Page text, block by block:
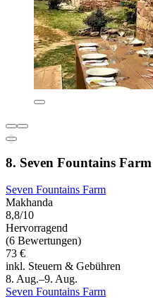
8. Seven Fountains Farm
Seven Fountains Farm
Makhanda
8,8/10
Hervorragend
(6 Bewertungen)
73 €
inkl. Steuern & Gebühren
8. Aug.–9. Aug.
Seven Fountains Farm